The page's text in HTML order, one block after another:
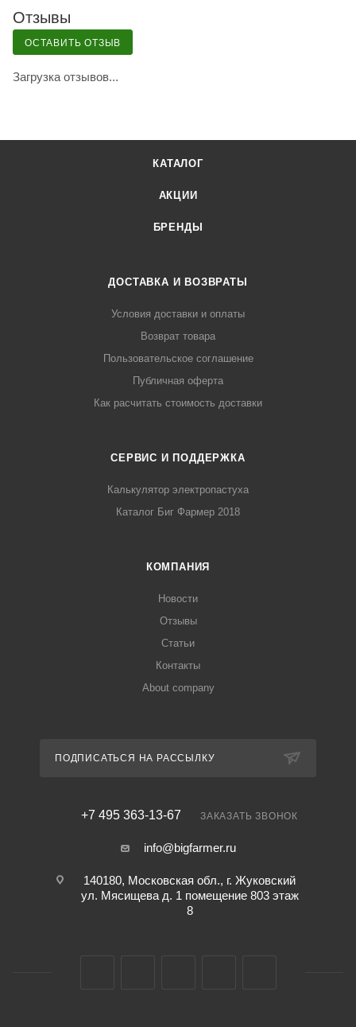
Отзывы
ОСТАВИТЬ ОТЗЫВ
Загрузка отзывов...
КАТАЛОГ
АКЦИИ
БРЕНДЫ
ДОСТАВКА И ВОЗВРАТЫ
Условия доставки и оплаты
Возврат товара
Пользовательское соглашение
Публичная оферта
Как расчитать стоимость доставки
СЕРВИС И ПОДДЕРЖКА
Калькулятор электропастуха
Каталог Биг Фармер 2018
КОМПАНИЯ
Новости
Отзывы
Статьи
Контакты
About company
ПОДПИСАТЬСЯ НА РАССЫЛКУ
+7 495 363-13-67 ЗАКАЗАТЬ ЗВОНОК
info@bigfarmer.ru
140180, Московская обл., г. Жуковский
ул. Мясищева д. 1 помещение 803 этаж
8